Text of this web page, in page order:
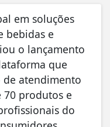
em soluções
bebidas e
o lançamento
que
de atendimento
70 produtos e
do